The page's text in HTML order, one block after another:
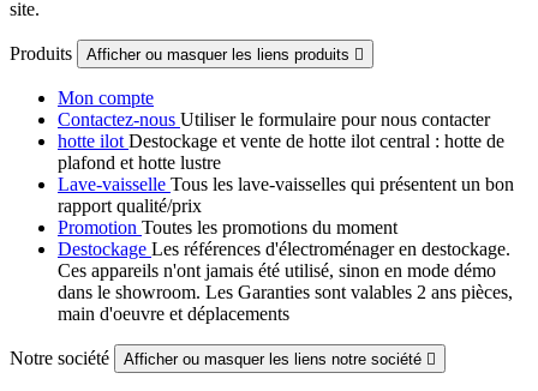
site.
Produits Afficher ou masquer les liens produits 
Mon compte
Contactez-nous Utiliser le formulaire pour nous contacter
hotte ilot Destockage et vente de hotte ilot central : hotte de
plafond et hotte lustre
Lave-vaisselle Tous les lave-vaisselles qui présentent un bon
rapport qualité/prix
Promotion Toutes les promotions du moment
Destockage Les références d'électroménager en destockage.
Ces appareils n'ont jamais été utilisé, sinon en mode démo
dans le showroom. Les Garanties sont valables 2 ans pièces,
main d'oeuvre et déplacements
Notre société Afficher ou masquer les liens notre société 